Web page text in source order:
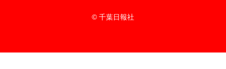
© 千葉日報社